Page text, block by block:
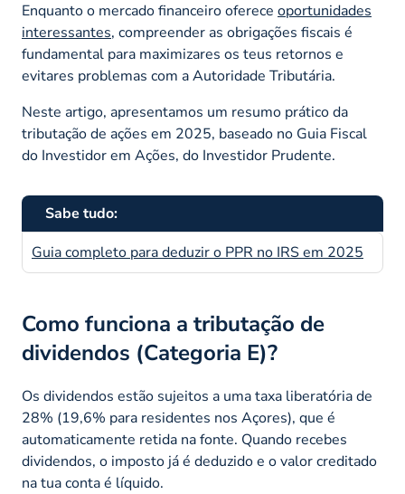
Enquanto o mercado financeiro oferece oportunidades
interessantes, compreender as obrigações fiscais é
fundamental para maximizares os teus retornos e
evitares problemas com a Autoridade Tributária.
Neste artigo, apresentamos um resumo prático da
tributação de ações em 2025, baseado no Guia Fiscal
do Investidor em Ações, do Investidor Prudente.
Sabe tudo:
Guia completo para deduzir o PPR no IRS em 2025
Como funciona a tributação de
dividendos (Categoria E)?
Os dividendos estão sujeitos a uma taxa liberatória de
28% (19,6% para residentes nos Açores), que é
automaticamente retida na fonte. Quando recebes
dividendos, o imposto já é deduzido e o valor creditado
na tua conta é líquido.